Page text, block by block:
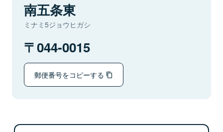
南五条東
ミナミ5ジョウヒガシ
044-0015
郵便番号をコピーする